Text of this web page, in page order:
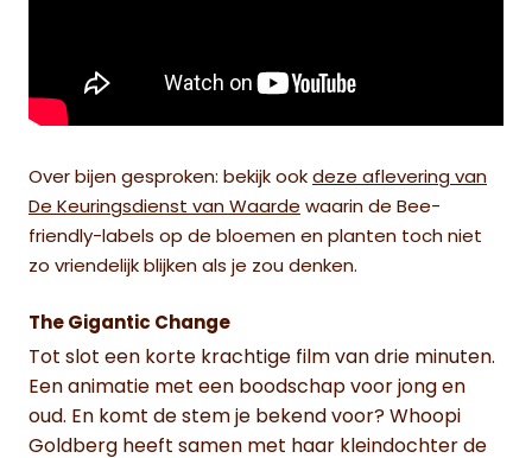
Over bijen gesproken: bekijk ook deze aflevering van
De Keuringsdienst van Waarde waarin de Bee-
friendly-labels op de bloemen en planten toch niet
zo vriendelijk blijken als je zou denken.
The Gigantic Change
Tot slot een korte krachtige film van drie minuten.
Een animatie met een boodschap voor jong en
oud. En komt de stem je bekend voor? Whoopi
Goldberg heeft samen met haar kleindochter de